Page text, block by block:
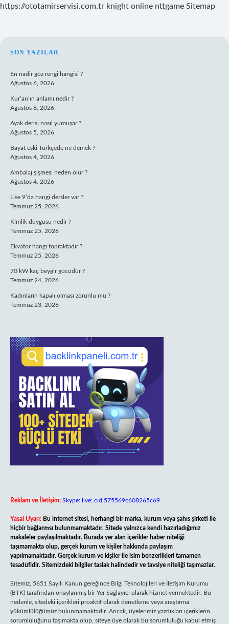
https://ototamirservisi.com.tr knight online nttgame Sitemap
SIDEBAR
SON YAZILAR
En nadir göz rengi hangisi ?
Ağustos 6, 2026
Kur’an’ın anlamı nedir ?
Ağustos 6, 2026
Ayak derisi nasıl yumuşar ?
Ağustos 5, 2026
Bayat eski Türkçede ne demek ?
Ağustos 4, 2026
Ambalaj şişmesi neden olur ?
Ağustos 4, 2026
Lise 9’da hangi dersler var ?
Temmuz 25, 2026
Kimlik duygusu nedir ?
Temmuz 25, 2026
Ekvator hangi topraktadir ?
Temmuz 25, 2026
70 kW kaç beygir gücüdür ?
Temmuz 24, 2026
Kadınların kapalı olması zorunlu mu ?
Temmuz 23, 2026
Reklam ve İletişim: Skype: live:.cid.575569c608265c69
Yasal Uyarı: Bu internet sitesi, herhangi bir marka, kurum veya şahıs şirketi ile
hiçbir bağlantısı bulunmamaktadır. Sitede yalnızca kendi hazırladığımız
makaleler paylaşılmaktadır. Burada yer alan içerikler haber niteliği
taşımamakta olup, gerçek kurum ve kişiler hakkında paylaşım
yapılmamaktadır. Gerçek kurum ve kişiler ile isim benzerlikleri tamamen
tesadüfidir. Sitemizdeki bilgiler taslak halindedir ve tavsiye niteliği taşımazlar.
Sitemiz, 5651 Sayılı Kanun gereğince Bilgi Teknolojileri ve İletişim Kurumu
(BTK) tarafından onaylanmış bir Yer Sağlayıcı olarak hizmet vermektedir. Bu
nedenle, sitedeki içerikleri proaktif olarak denetleme veya araştırma
yükümlülüğümüz bulunmamaktadır. Ancak, üyelerimiz yazdıkları içeriklerin
sorumluluğunu taşımakta olup, siteye üye olarak bu sorumluluğu kabul etmiş